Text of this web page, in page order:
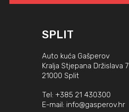
SPLIT
Auto kuća Gašperov
Kralja Stjepana Držislava 7
21000 Split
Tel: +385 21 430300
E-mail: info@gasperov.hr